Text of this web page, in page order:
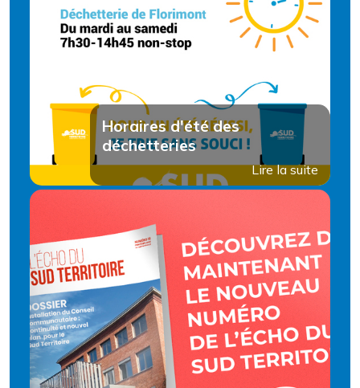
Horaires d'été des
déchetteries
Lire la suite